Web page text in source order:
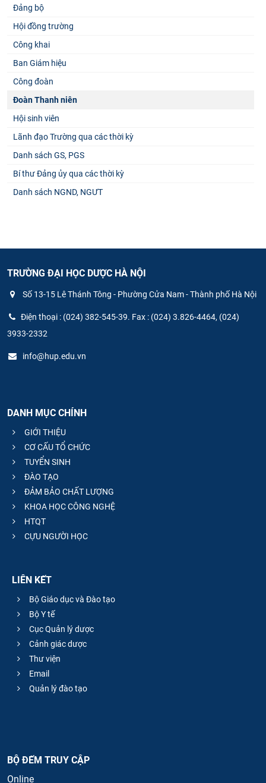
Đảng bộ
Hội đồng trường
Công khai
Ban Giám hiệu
Công đoàn
Đoàn Thanh niên
Hội sinh viên
Lãnh đạo Trường qua các thời kỳ
Danh sách GS, PGS
Bí thư Đảng ủy qua các thời kỳ
Danh sách NGND, NGƯT
TRƯỜNG ĐẠI HỌC DƯỢC HÀ NỘI
Số 13-15 Lê Thánh Tông - Phường Cửa Nam - Thành phố Hà Nội
Điện thoại : (024) 382-545-39. Fax : (024) 3.826-4464, (024)
3933-2332
info@hup.edu.vn
DANH MỤC CHÍNH
GIỚI THIỆU
CƠ CẤU TỔ CHỨC
TUYỂN SINH
ĐÀO TẠO
ĐẢM BẢO CHẤT LƯỢNG
KHOA HỌC CÔNG NGHỆ
HTQT
CỰU NGƯỜI HỌC
LIÊN KẾT
Bộ Giáo dục và Đào tạo
Bộ Y tế
Cục Quản lý dược
Cảnh giác dược
Thư viện
Email
Quản lý đào tạo
BỘ ĐẾM TRUY CẬP
Online